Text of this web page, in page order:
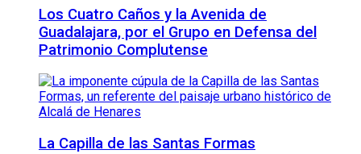
Los Cuatro Caños y la Avenida de
Guadalajara, por el Grupo en Defensa del
Patrimonio Complutense
La Capilla de las Santas Formas